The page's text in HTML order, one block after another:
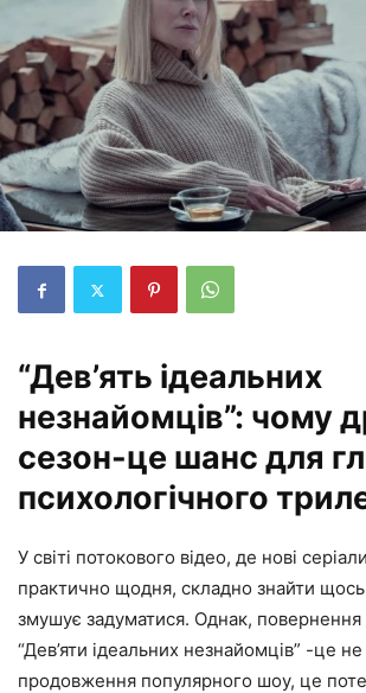
“Дев’ять ідеальних
незнайомців”: чому
сезон-це шанс для
психологічного
У світі потокового відео, де нові
практично щодня, складно знайти щось
змушує задуматися. Однак, повернення
“Дев’яти ідеальних незнайомців” -це
продовження популярного шоу, це